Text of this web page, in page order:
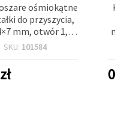
ośmiokątne
do przyszycia,
mm, otwór 1,5
mm — 4 szt.
SKU: 101584
zł